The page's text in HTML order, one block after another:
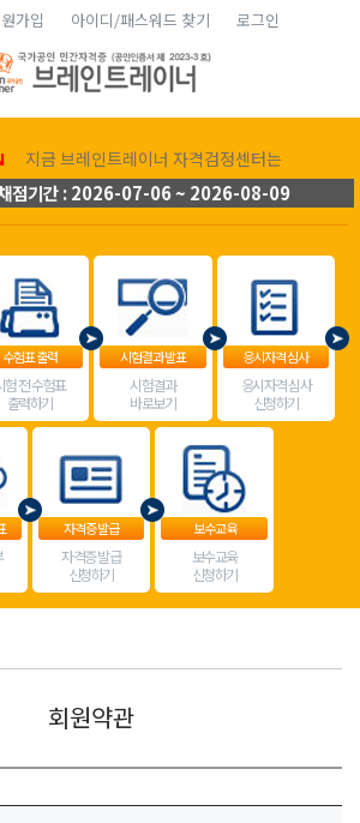
가입 아이디/패스워드 찾기 로그인
지금 브레인트레이너 자격검정센터는
점기간 : 2026-07-06 ~ 2026-08-09
수험표 출력
험 전 수험표
출력하기
시험결과 발표
시험결과
바로보기
응시자격 심사
응시자격 심사
신청하기
자격증 발급
자격증 발급
신청하기
보수교육
보수교육
신청하기
회원약관